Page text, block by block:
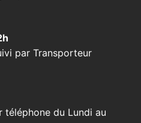
par Transporteur
téléphone du Lundi au